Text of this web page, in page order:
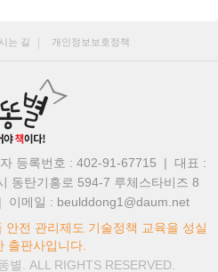
는 길 개인정보보호정책
등록번호 : 402-91-67715 | 대표 :
동탄기흥로 594-7 루체스타비즈 8
이메일 : beulddong1@daum.net
안전 관리제도 기술정책 교육을 성실
출판사입니다.
별. ALL RIGHTS RESERVED.